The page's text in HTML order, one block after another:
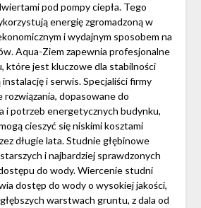
pod pompy ciepła. Tego
energię zgromadzoną w
i wydajnym sposobem na
Aqua-Ziem zapewnia profesjonalne
które jest kluczowe dla stabilności
instalację i serwis. Specjaliści firmy
rozwiązania, dopasowane do
i potrzeb energetycznych budynku,
cieszyć się niskimi kosztami
długie lata. Studnie głębinowe
i najbardziej sprawdzonych
do wody. Wiercenie studni
dostęp do wody o wysokiej jakości,
warstwach gruntu, z dala od